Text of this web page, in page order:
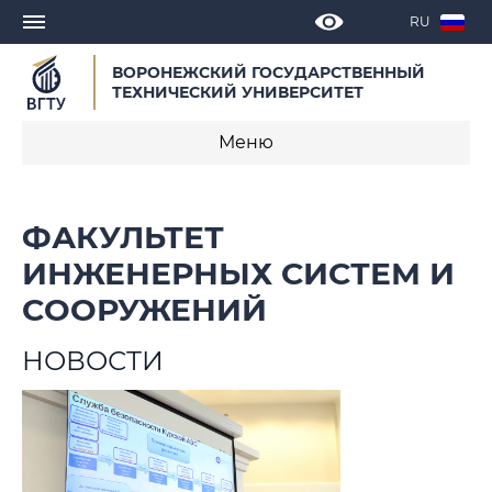
RU
ВОРОНЕЖСКИЙ ГОСУДАРСТВЕННЫЙ
ТЕХНИЧЕСКИЙ УНИВЕРСИТЕТ
Меню
Объявления
Мероприятия
Кафедры факультета
Образовательные программы
ФАКУЛЬТЕТ
ИНЖЕНЕРНЫХ СИСТЕМ И
СООРУЖЕНИЙ
НОВОСТИ